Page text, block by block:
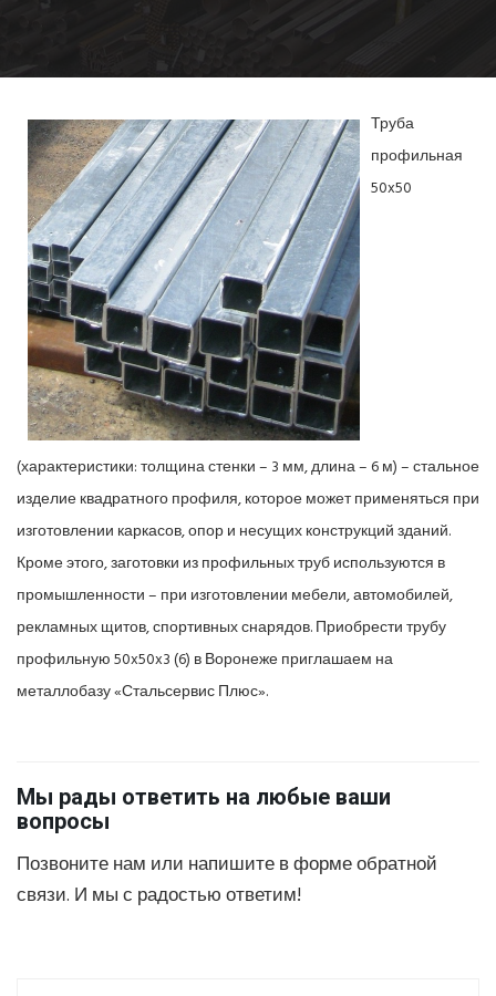
Труба
профильная
50x50
(характеристики: толщина стенки – 3 мм, длина – 6 м) – стальное
изделие квадратного профиля, которое может применяться при
изготовлении каркасов, опор и несущих конструкций зданий.
Кроме этого, заготовки из профильных труб используются в
промышленности – при изготовлении мебели, автомобилей,
рекламных щитов, спортивных снарядов. Приобрести трубу
профильную 50x50x3 (6) в Воронеже приглашаем на
металлобазу «Стальсервис Плюс».
Мы рады ответить на любые ваши
вопросы
Позвоните нам или напишите в форме обратной
связи. И мы с радостью ответим!